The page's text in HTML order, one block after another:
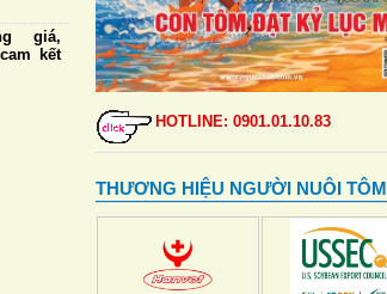
giá,
kết
HOTLINE: 0901.01.10.83
THƯƠNG HIỆU NGƯỜI NUÔI TÔM